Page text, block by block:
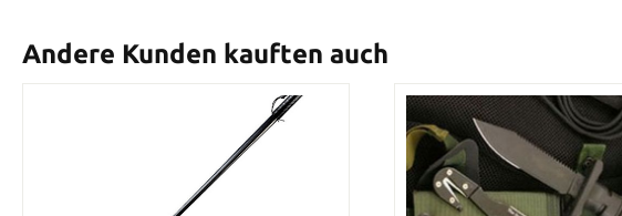
Andere Kunden kauften auch